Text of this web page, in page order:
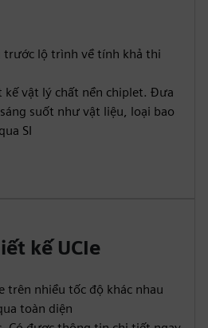
lộ trình về tính khả thi
vật lý chất nền chiplet. Đưa
suốt như vật liệu, loại bao
SI
kế UCIe
trên nhiều tốc độ khác nhau
toàn diện